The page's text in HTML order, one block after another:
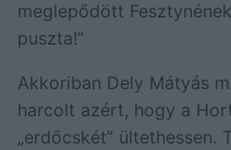
meglepődött
puszta!”
Akkoriban Dely Mátyás
harcolt azért, hogy a
„erdőcskét” ültethessen.